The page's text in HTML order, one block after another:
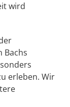
wird
Bachs
erleben. Wir